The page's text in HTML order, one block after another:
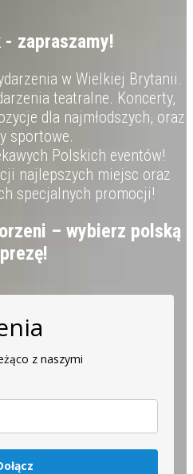
zapraszamy!
w Wielkiej Brytanii.
teatralne. Koncerty,
dla najmłodszych, oraz
sportowe.
Polskich eventów!
najlepszych miejsc oraz
specjalnych promocji!
– wybierz polską
z naszymi